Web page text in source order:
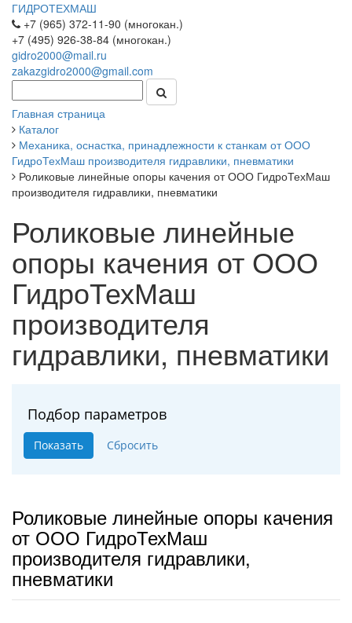
ГИДРОТЕХМАШ
+7 (965) 372-11-90 (многокан.)
+7 (495) 926-38-84 (многокан.)
gidro2000@mail.ru
zakazgidro2000@gmail.com
Главная страница
Каталог
Механика, оснастка, принадлежности к станкам от ООО
ГидроТехМаш производителя гидравлики, пневматики
Роликовые линейные опоры качения от ООО ГидроТехМаш
производителя гидравлики, пневматики
Роликовые линейные
опоры качения от ООО
ГидроТехМаш
производителя
гидравлики, пневматики
Подбор параметров
Роликовые линейные опоры качения
от ООО ГидроТехМаш
производителя гидравлики,
пневматики